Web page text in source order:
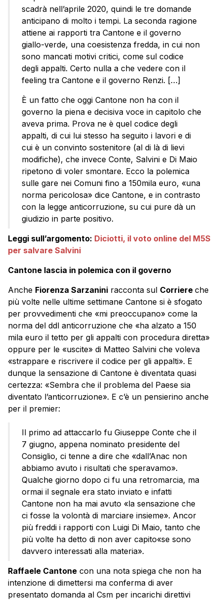
scadrà nell’aprile 2020, quindi le tre domande
anticipano di molto i tempi. La seconda ragione
attiene ai rapporti tra Cantone e il governo
giallo-verde, una coesistenza fredda, in cui non
sono mancati motivi critici, come sul codice
degli appalti. Certo nulla a che vedere con il
feeling tra Cantone e il governo Renzi. […]
È un fatto che oggi Cantone non ha con il
governo la piena e decisiva voce in capitolo che
aveva prima. Prova ne è quel codice degli
appalti, di cui lui stesso ha seguito i lavori e di
cui è un convinto sostenitore (al di là di lievi
modifiche), che invece Conte, Salvini e Di Maio
ripetono di voler smontare. Ecco la polemica
sulle gare nei Comuni fino a 150mila euro, «una
norma pericolosa» dice Cantone, e in contrasto
con la legge anticorruzione, su cui pure dà un
giudizio in parte positivo.
Leggi sull’argomento: Diciotti, il voto online del M5S
per salvare Salvini
Cantone lascia in polemica con il governo
Anche Fiorenza Sarzanini racconta sul Corriere che
più volte nelle ultime settimane Cantone si è sfogato
per provvedimenti che «mi preoccupano» come la
norma del ddl anticorruzione che «ha alzato a 150
mila euro il tetto per gli appalti con procedura diretta»
oppure per le «uscite» di Matteo Salvini che voleva
«strappare e riscrivere il codice per gli appalti». E
dunque la sensazione di Cantone è diventata quasi
certezza: «Sembra che il problema del Paese sia
diventato l’anticorruzione». E c’è un pensierino anche
per il premier:
Il primo ad attaccarlo fu Giuseppe Conte che il
7 giugno, appena nominato presidente del
Consiglio, ci tenne a dire che «dall’Anac non
abbiamo avuto i risultati che speravamo».
Qualche giorno dopo ci fu una retromarcia, ma
ormai il segnale era stato inviato e infatti
Cantone non ha mai avuto «la sensazione che
ci fosse la volontà di marciare insieme». Ancor
più freddi i rapporti con Luigi Di Maio, tanto che
più volte ha detto di non aver capito«se sono
davvero interessati alla materia».
Raffaele Cantone con una nota spiega che non ha
intenzione di dimettersi ma conferma di aver
presentato domanda al Csm per incarichi direttivi